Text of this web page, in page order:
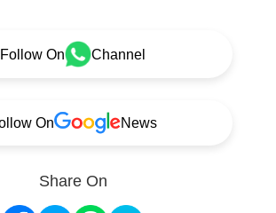
Follow On Channel
On News
Share On